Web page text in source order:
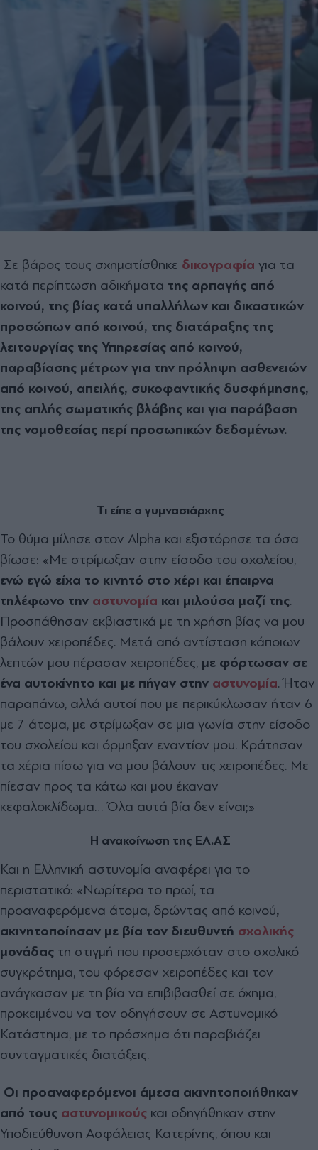
Σε βάρος τους σχηματίσθηκε δικογραφία για τα
κατά περίπτωση αδικήματα της αρπαγής από
κοινού, της βίας κατά υπαλλήλων και δικαστικών
προσώπων από κοινού, της διατάραξης της
λειτουργίας της Υπηρεσίας από κοινού,
παραβίασης μέτρων για την πρόληψη ασθενειών
από κοινού, απειλής, συκοφαντικής δυσφήμησης,
της απλής σωματικής βλάβης και για παράβαση
της νομοθεσίας περί προσωπικών δεδομένων.
Τι είπε ο γυμνασιάρχης
Το θύμα μίλησε στον Alpha και εξιστόρησε τα όσα
βίωσε: «Με στρίμωξαν στην είσοδο του σχολείου,
ενώ εγώ είχα το κινητό στο χέρι και έπαιρνα
τηλέφωνο την αστυνομία και μιλούσα μαζί της.
Προσπάθησαν εκβιαστικά με τη χρήση βίας να μου
βάλουν χειροπέδες. Μετά από αντίσταση κάποιων
λεπτών μου πέρασαν χειροπέδες, με φόρτωσαν σε
ένα αυτοκίνητο και με πήγαν στην αστυνομία. Ήταν
παραπάνω, αλλά αυτοί που με περικύκλωσαν ήταν 6
με 7 άτομα, με στρίμωξαν σε μια γωνία στην είσοδο
του σχολείου και όρμηξαν εναντίον μου. Κράτησαν
τα χέρια πίσω για να μου βάλουν τις χειροπέδες. Με
πίεσαν προς τα κάτω και μου έκαναν
κεφαλοκλίδωμα… Όλα αυτά βία δεν είναι;»
Η ανακοίνωση της ΕΛ.ΑΣ
Και η Ελληνική αστυνομία αναφέρει για το
περιστατικό: «Νωρίτερα το πρωί, τα
προαναφερόμενα άτομα, δρώντας από κοινού,
ακινητοποίησαν με βία τον διευθυντή σχολικής
μονάδας τη στιγμή που προσερχόταν στο σχολικό
συγκρότημα, του φόρεσαν χειροπέδες και τον
ανάγκασαν με τη βία να επιβιβασθεί σε όχημα,
προκειμένου να τον οδηγήσουν σε Αστυνομικό
Κατάστημα, με το πρόσχημα ότι παραβιάζει
συνταγματικές διατάξεις.
Οι προαναφερόμενοι άμεσα ακινητοποιήθηκαν
από τους αστυνομικούς και οδηγήθηκαν στην
Υποδιεύθυνση Ασφάλειας Κατερίνης, όπου και